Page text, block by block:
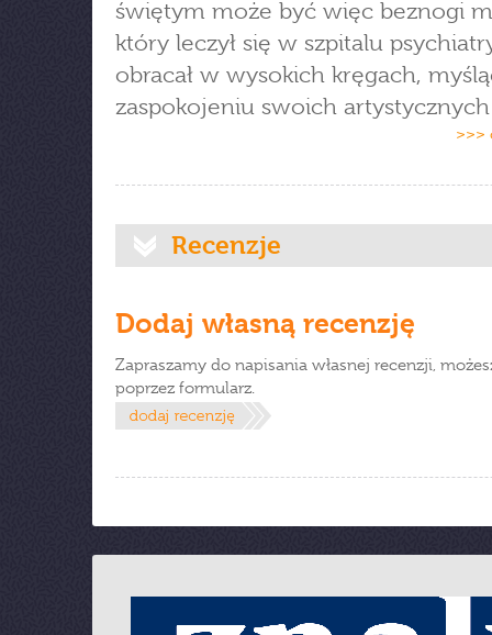
świętym może być więc beznogi
który leczył się w szpitalu
obracał w wysokich kręgach,
zaspokojeniu swoich
>>>
Recenzje
Dodaj własną recenzję
Zapraszamy do napisania własnej recenzji,
poprzez formularz.